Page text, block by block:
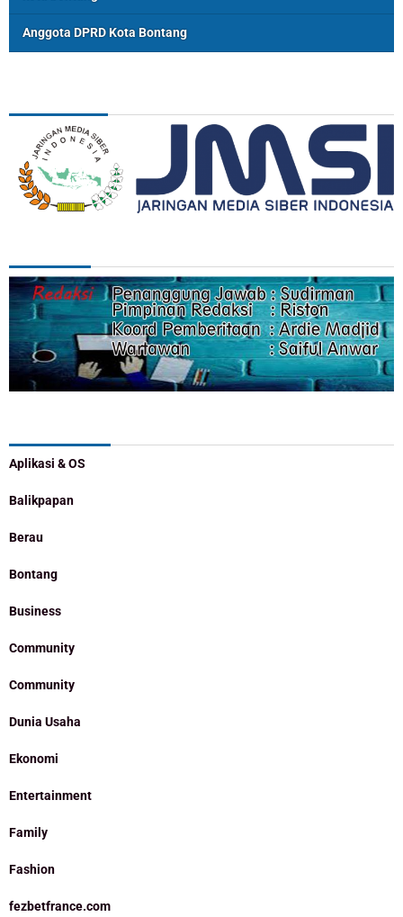
Anggota DPRD Kota Bontang
Aplikasi & OS
Balikpapan
Berau
Bontang
Business
Community
Community
Dunia Usaha
Ekonomi
Entertainment
Family
Fashion
fezbetfrance.com